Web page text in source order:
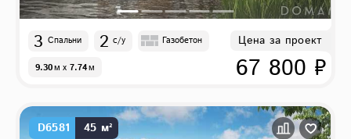
3 Спальни 2 с/у Газобетон
9.30м x 7.74м
Цена за проект
67 800 ₽
D6581
45 м²